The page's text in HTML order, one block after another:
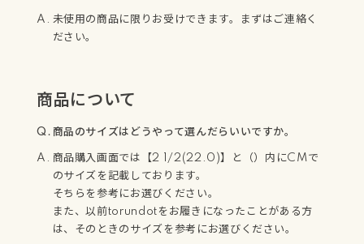
未使用の商品に限りお受けできます。まずはご連絡く
ださい。
商品について
商品のサイズはどうやって選んだらいいですか。
商品購入画面では【2 1/2(22.0)】と（）内にCMで
のサイズを記載しております。
そちらを参考にお選びください。
また、以前torundotをお履きになったことがある方
は、そのときのサイズを参考にお選びください。